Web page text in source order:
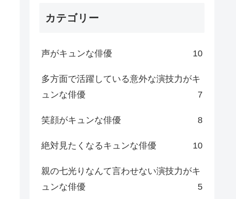
カテゴリー
声がキュンな俳優 10
多方面で活躍している意外な演技力がキ
ュンな俳優
7
笑顔がキュンな俳優 8
絶対見たくなるキュンな俳優 10
親の七光りなんて言わせない演技力がキ
ュンな俳優
5